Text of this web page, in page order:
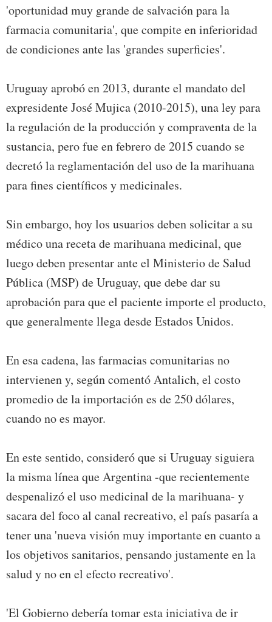
'oportunidad muy grande de salvación para la
farmacia comunitaria', que compite en inferioridad
de condiciones ante las 'grandes superficies'.
Uruguay aprobó en 2013, durante el mandato del
expresidente José Mujica (2010-2015), una ley para
la regulación de la producción y compraventa de la
sustancia, pero fue en febrero de 2015 cuando se
decretó la reglamentación del uso de la marihuana
para fines científicos y medicinales.
Sin embargo, hoy los usuarios deben solicitar a su
médico una receta de marihuana medicinal, que
luego deben presentar ante el Ministerio de Salud
Pública (MSP) de Uruguay, que debe dar su
aprobación para que el paciente importe el producto,
que generalmente llega desdeEstados Unidos.
En esa cadena, las farmacias comunitarias no
intervienen y, según comentó Antalich, el costo
promedio de la importación es de 250 dólares,
cuando no es mayor.
En este sentido, consideró que si Uruguay siguiera
la misma línea que Argentina -que recientemente
despenalizó el uso medicinal de la marihuana- y
sacara del foco al canal recreativo, el país pasaría a
tener una 'nueva visión muy importante en cuanto a
los objetivos sanitarios, pensando justamente en la
salud y no en el efecto recreativo'.
'El Gobierno debería tomar esta iniciativa de ir